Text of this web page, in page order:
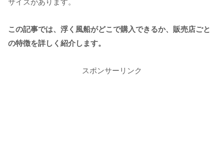
サイズがあります。
この記事では、浮く風船がどこで購入できるか、販売店ごと
の特徴を詳しく紹介します。
スポンサーリンク